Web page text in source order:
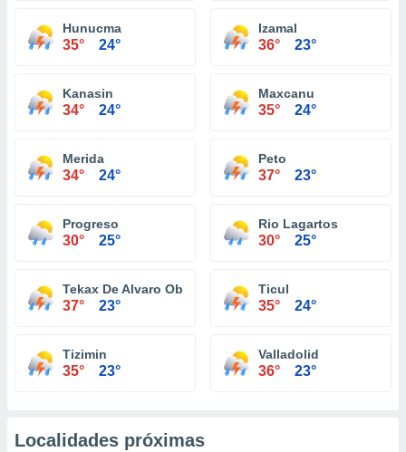
Hunucma
35° 24°
Izamal
36° 23°
Kanasin
34° 24°
Maxcanu
35° 24°
Merida
34° 24°
Peto
37° 23°
Progreso
30° 25°
Rio Lagartos
30° 25°
Tekax De Alvaro Obregon
37° 23°
Ticul
35° 24°
Tizimin
35° 23°
Valladolid
36° 23°
Localidades próximas